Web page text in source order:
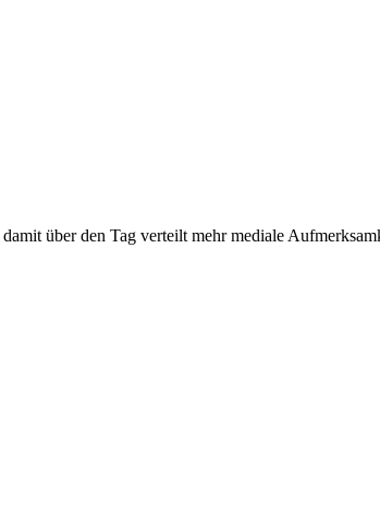
über den Tag verteilt mehr mediale